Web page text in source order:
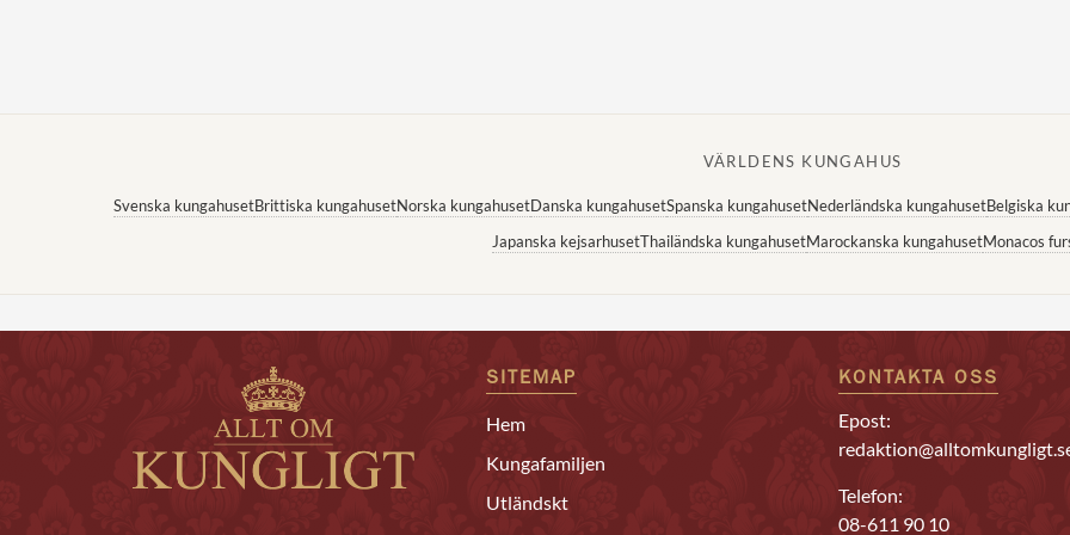
VÄRLDENS KUNGAHUS
Svenska kungahusetBrittiska kungahusetNorska kungahusetDanska kungahusetSpanska kungahusetNederländska kungahusetBelgiska
Japanska kejsarhusetThailändska kungahusetMarockanska kungahusetMonacos
SITEMAP
Hem
Kungafamiljen
Utländskt
KONTAKTA OSS
Epost:
Telefon:
08-611 90 10